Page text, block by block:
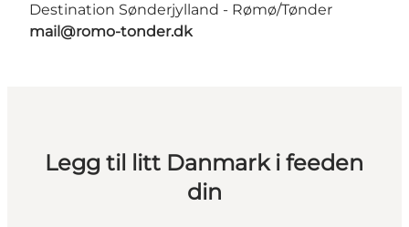
Destination Sønderjylland - Rømø/Tønder
mail@romo-tonder.dk
Legg til litt Danmark i feeden
din